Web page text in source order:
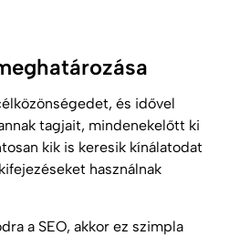
és idővel
tagjait, mindenekelőtt ki
kik is keresik kínálatodat
használnak
a SEO, akkor ez szimpla